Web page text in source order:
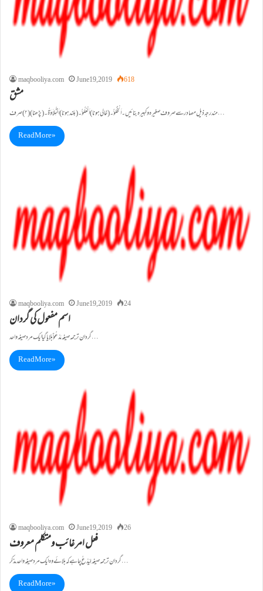
maqbooliya.com June 19, 2019 618
مشق
مندرجہ ذیل مصادر سے صروف صغیرہ و کبیرہ بنائیں ۔ اَلْخُلُوُّ۔(خالی ہونا )اَلْعُلُوُّ۔(بلند ہونا ) اَلتِّلاَوَۃُ۔(پڑھنا ) (۲)صرف…
Read More »
maqbooliya.com June 19, 2019 24
اسم مفعول کی گردان
گردان ترجمہ صیغہ مَدْعُوٌّ بلایا گیا ایک مرد صیغہ واحد…
Read More »
maqbooliya.com June 19, 2019 26
فعل امر غائب ومتکلم معروف
گردان ترجمہ صیغہ لِیَدْعُ چاہے کہ بلائے وہ ایک مرد صیغہ واحد مذکر…
Read More »